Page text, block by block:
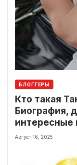
БЛОГГЕРЫ
Кто такая
Биография,
интересные
Август 16, 2025